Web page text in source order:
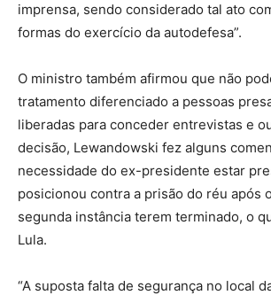
imprensa, sendo considerado tal ato
formas do exercício da autodefesa”.
O ministro também afirmou que não
tratamento diferenciado a pessoas
liberadas para conceder entrevistas e
decisão, Lewandowski fez alguns
necessidade do ex-presidente estar
posicionou contra a prisão do réu após
segunda instância terem terminado, o
Lula.
“A suposta falta de segurança no local